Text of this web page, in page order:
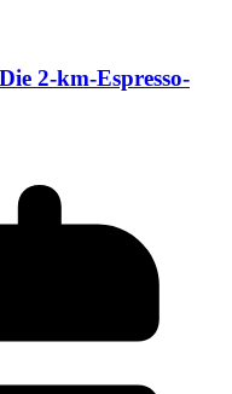
2-km-Espresso-